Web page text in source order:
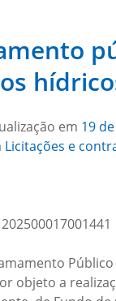
em 19
Licitações e
objeto a